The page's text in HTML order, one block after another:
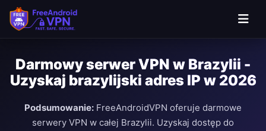
Darmowy serwer VPN w Brazylii -
Uzyskaj brazylijski adres IP w 2026
Podsumowanie: FreeAndroidVPN oferuje darmowe
serwery VPN w całej Brazylii. Uzyskaj dostęp do